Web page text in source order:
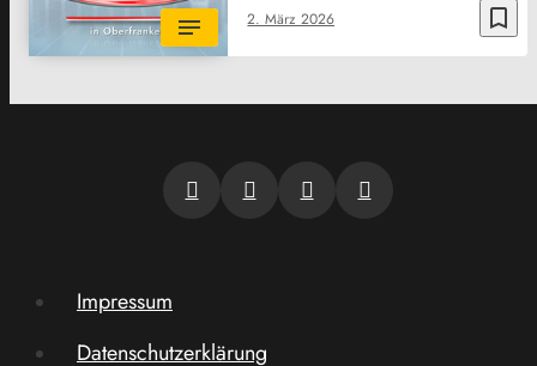
bookmark_border
2. März 2026
Impressum
Datenschutzerklärung